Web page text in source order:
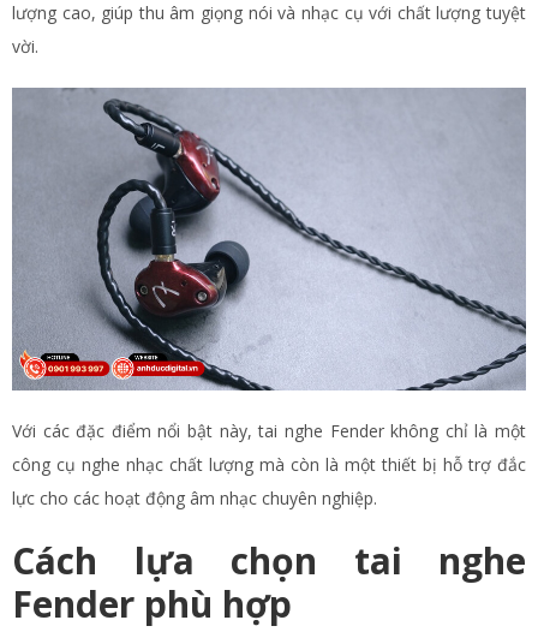
lượng cao, giúp thu âm giọng nói và nhạc cụ với chất lượng tuyệt
vời.
Với các đặc điểm nổi bật này, tai nghe Fender không chỉ là một
công cụ nghe nhạc chất lượng mà còn là một thiết bị hỗ trợ đắc
lực cho các hoạt động âm nhạc chuyên nghiệp.
Cách lựa chọn tai nghe
Fender phù hợp